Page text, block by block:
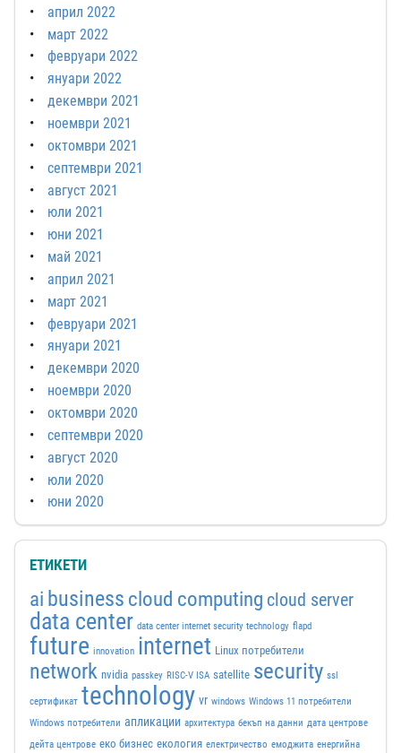
април 2022
март 2022
февруари 2022
януари 2022
декември 2021
ноември 2021
октомври 2021
септември 2021
август 2021
юли 2021
юни 2021
май 2021
април 2021
март 2021
февруари 2021
януари 2021
декември 2020
ноември 2020
октомври 2020
септември 2020
август 2020
юли 2020
юни 2020
ЕТИКЕТИ
ai business cloud computing cloud server
data center data center internet security technology flapd
future innovation internet Linux потребители
network nvidia passkey RISC-V ISA satellite security ssl
сертификат technology vr windows Windows 11 потребители
Windows потребители апликации архитектура бекъп на данни дата центрове
дейта центрове еко бизнес екология електричество емоджита енергийна